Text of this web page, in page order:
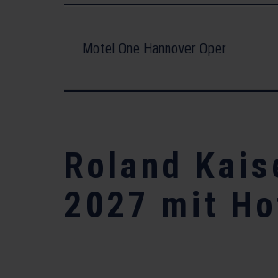
Motel One Hannover Oper
Roland
2027 mit